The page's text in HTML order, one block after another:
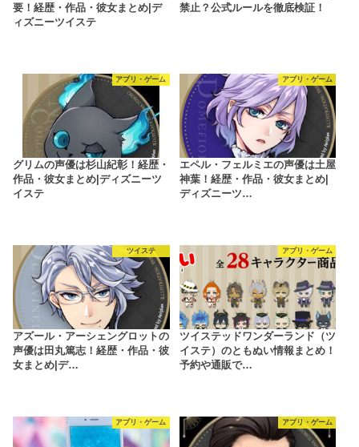
要！経歴・作品・彼女まとめ|デ
ィズニーツイステ
禁止？公式ルールを徹底検証！
アプリ・ゲーム
グリムの声優は杉山紀彰！経歴・
作品・彼女まとめ|ディズニーツ
イステ
アプリ・ゲーム
エペル・フェルミエの声優は土屋
神葉！経歴・作品・彼女まとめ|
ディズニーツ…
ツイステ
アズール・アーシェングロットの
声優は田丸篤志！経歴・作品・彼
女まとめ|デ…
アプリ・ゲーム
ツイステッドワンダーランド（ツ
イステ）のともぬい情報まとめ！
予約や通販で…
アプリ・ゲーム アプリ・ゲーム